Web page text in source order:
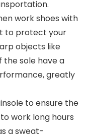
work shoes with
to protect your
objects like
the sole have a
greatly
to ensure the
work long hours
a sweat-